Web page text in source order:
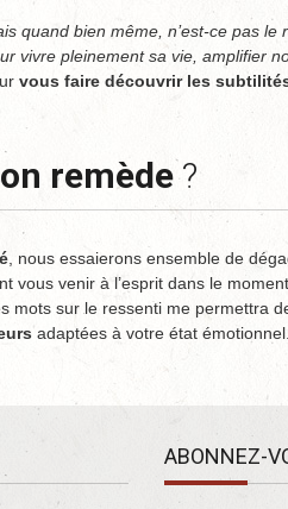
quand bien même, n’est-ce pas le
vivre pleinement sa vie, amplifier
vous faire découvrir les
remède?
, nous essaierons ensemble de
vous venir à l’esprit dans le
mots sur le ressenti me permettra
adaptées à votre état émotionnel.
ABONNEZ-